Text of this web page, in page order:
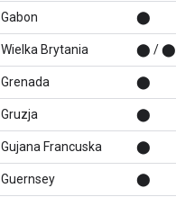
Gabon ⬤
Wielka Brytania ⬤ / ⬤
Grenada ⬤
Gruzja ⬤
Gujana Francuska ⬤
Guernsey ⬤